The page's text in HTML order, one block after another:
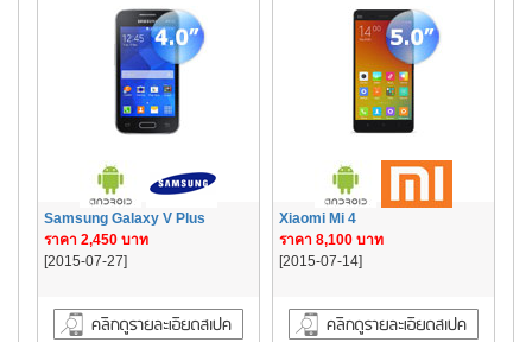
Samsung Galaxy V Plus
ราคา 2,450 บาท
[2015-07-27]
Xiaomi Mi 4
ราคา 8,100 บาท
[2015-07-14]